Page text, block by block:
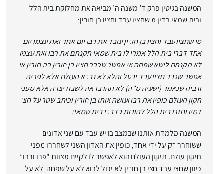
המשנה בגיטין פרק ד’ משנה ה’ מביאה את מחלוקת בית הלל
ובית שמאי בדין מ שחציו עבד וחציו בן חורין:
מי שחציו עבד וחציו בן חורין עובד את רבו יום אחד ואת עצמו יום
אחד דברי בית הלל אמרו לו בית שמאי תקנתם את רבו ואת עצמו
לא תקנתם לישא שפחה אי אפשר שכבר חציו בן חורין בת חורין אי
אפשר שכבר חציו עבד יבטל והלא לא נברא העולם אלא לפריה
ורביה שנאמר (ישעיה מ”ה) לא תהו בראה לשבת יצרה אלא מפני
תקון העולם כופין את רבו ועושה אותו בן חורין וכותב שטר על חצי
דמיו וחזרו בית הלל להורות כדברי בית שמאי:
המשנה מלמדת אותנו שבמצב בו יש עבד עם שני אדונים
ששוחרר רק על ידי אחד, כופין את האדון השני לשחררו מפני
תיקון עולם. תיקון העולם הוא לאפשר לו לקיים מצוות "פרו ורבו”
כיוון שחצי עבד חצי בן חורין לא יכול לבוא לא על שפחה ולא על